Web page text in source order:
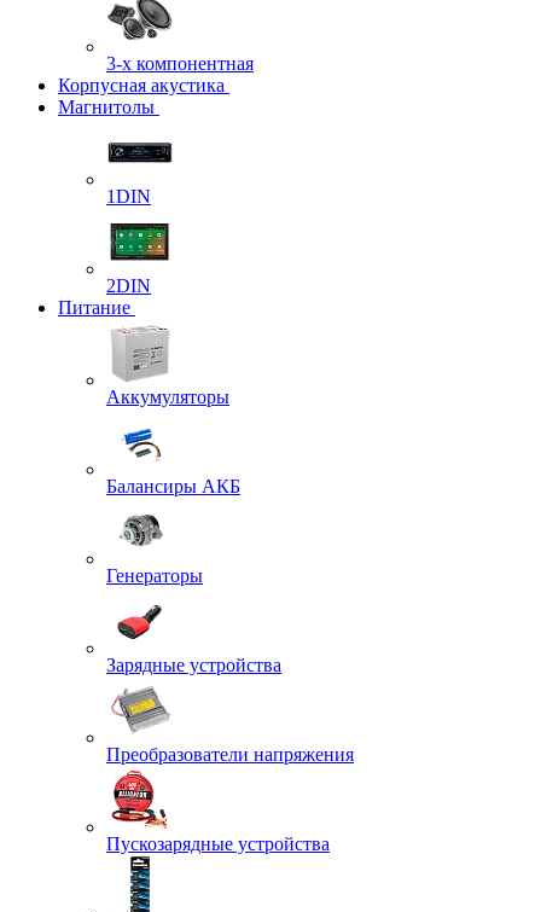
3-х компонентная
Корпусная акустика
Магнитолы
1DIN
2DIN
Питание
Аккумуляторы
Балансиры АКБ
Генераторы
Зарядные устройства
Преобразователи напряжения
Пускозарядные устройства